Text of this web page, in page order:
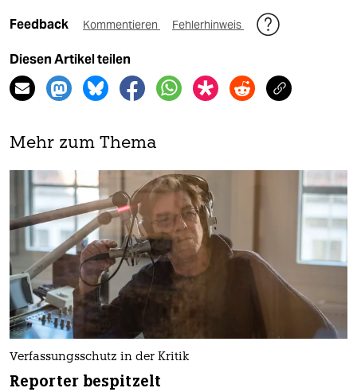
Feedback Kommentieren Fehlerhinweis
Diesen Artikel teilen
Mehr zum Thema
Verfassungsschutz in der Kritik
Reporter bespitzelt